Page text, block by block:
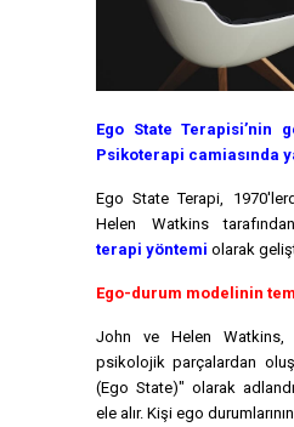
Ego State Terapisi’nin
Psikoterapi camiasında
Ego State Terapi,
Helen Watkins tarafından
terapi yöntemi olarak
Ego-durum modelinin
John ve Helen Watkins,
psikolojik parçalardan
(Ego State)" olarak
ele alır. Kişi ego